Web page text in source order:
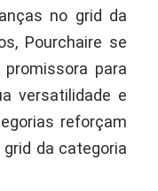
no grid da
Pourchaire se
para
versatilidade e
reforçam
da categoria